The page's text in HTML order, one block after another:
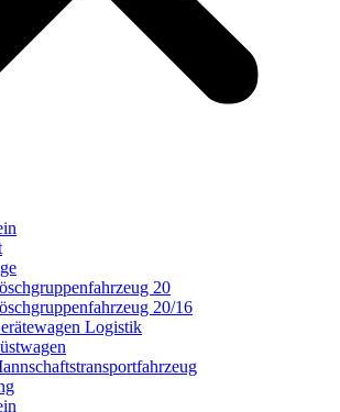
20
20/16
Logistik